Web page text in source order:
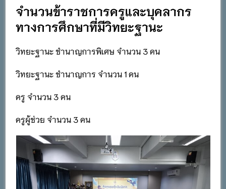
จำนวนข้าราชการครูและบุคลากร
ทางการศึกษาที่มีวิทยะฐานะ
วิทยะฐานะ ชำนาญการพิเศษ จำนวน 3 คน
วิทยะฐานะ ชำนาญการ จำนวน 1 คน
ครู จำนวน 3 คน
ครูผู้ช่วย จำนวน 3 คน